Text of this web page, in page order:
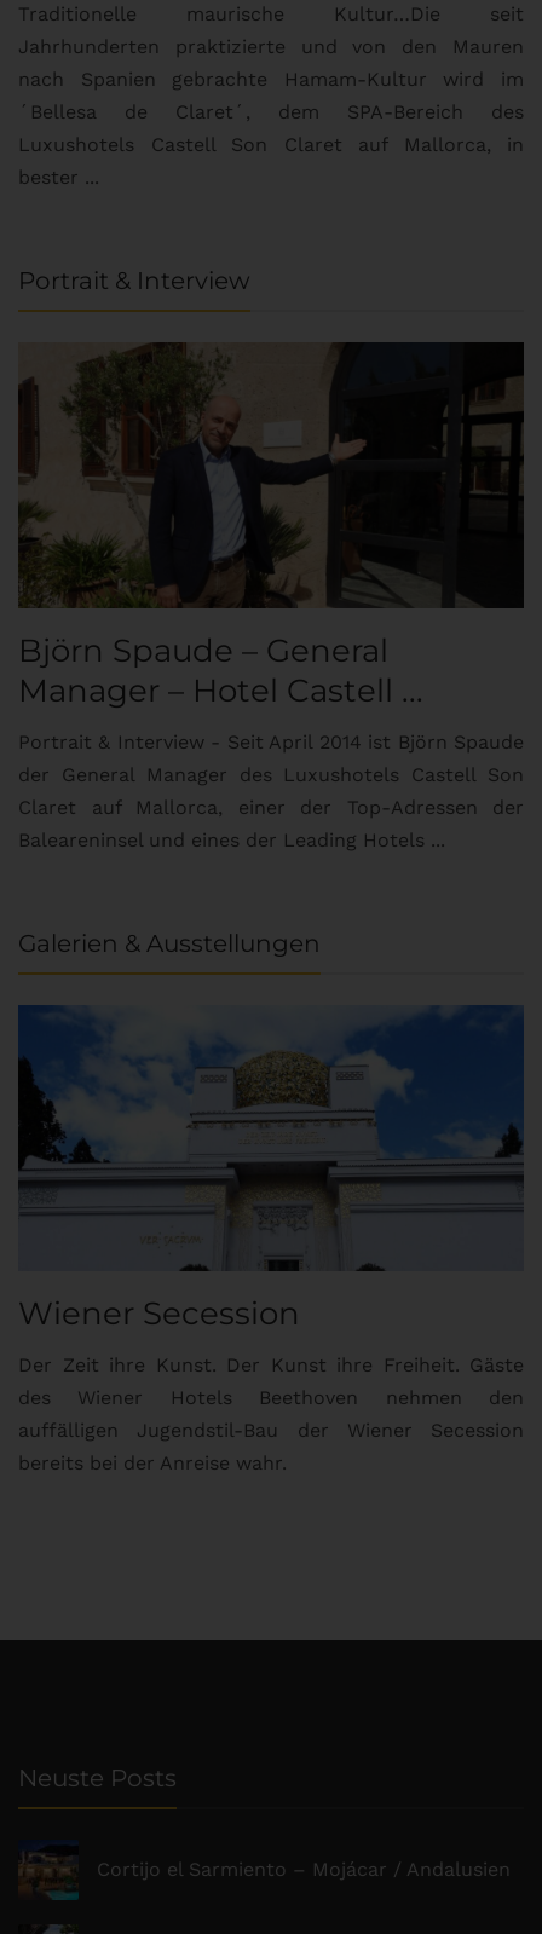
Traditionelle maurische Kultur…Die seit
Jahrhunderten praktizierte und von den Mauren
nach Spanien gebrachte Hamam-Kultur wird im
´Bellesa de Claret´, dem SPA-Bereich des
Luxushotels Castell Son Claret auf Mallorca, in
bester ...
Portrait & Interview
Björn Spaude – General
Manager – Hotel Castell ...
Portrait & Interview - Seit April 2014 ist Björn Spaude
der General Manager des Luxushotels Castell Son
Claret auf Mallorca, einer der Top-Adressen der
Baleareninsel und eines der Leading Hotels ...
Galerien & Ausstellungen
Wiener Secession
Der Zeit ihre Kunst. Der Kunst ihre Freiheit. Gäste
des Wiener Hotels Beethoven nehmen den
auffälligen Jugendstil-Bau der Wiener Secession
bereits bei der Anreise wahr.
Neuste Posts
Cortijo el Sarmiento – Mojácar / Andalusien